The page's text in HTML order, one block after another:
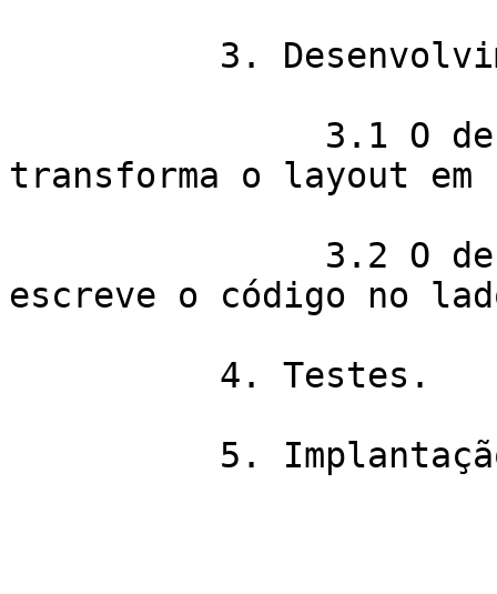
transforma o layout em
escreve o código no